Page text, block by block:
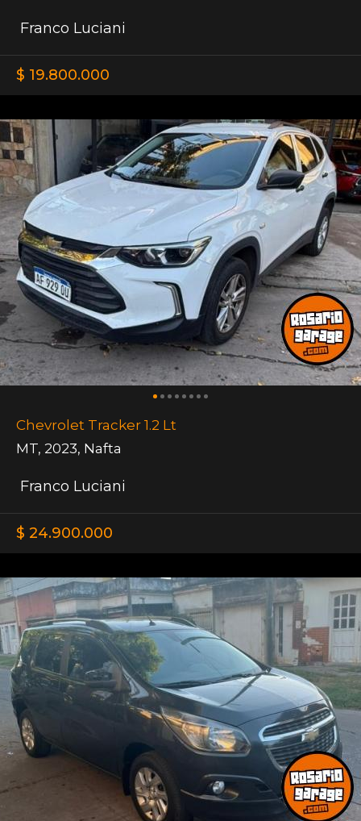
Franco Luciani
$ 19.800.000
Chevrolet Tracker 1.2 Lt
MT, 2023, Nafta
Franco Luciani
$ 24.900.000